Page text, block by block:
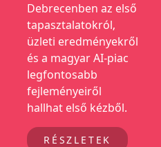
Debrecenben az első
tapasztalatokról,
üzleti eredményekről
és a magyar AI-piac
legfontosabb
fejleményeiről
hallhat első kézből.
RÉSZLETEK